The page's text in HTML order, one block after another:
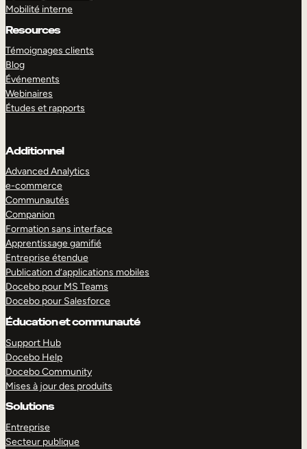
Mobilité interne
Resources
Témoignages clients
Blog
Événements
Webinaires
Études et rapports
Additionnel
Advanced Analytics
e-commerce
Communautés
Companion
Formation sans interface
Apprentissage gamifié
Entreprise étendue
Publication d’applications mobiles
Docebo pour MS Teams
Docebo pour Salesforce
Éducation et communauté
Support Hub
Docebo Help
Docebo Community
Mises à jour des produits
Solutions
Entreprise
Secteur publique